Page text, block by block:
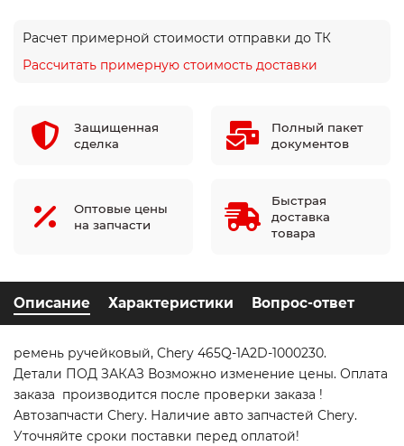
Расчет примерной стоимости отправки до ТК
Рассчитать примерную стоимость доставки
Защищенная
сделка
Полный пакет
документов
Оптовые цены
на запчасти
Быстрая
доставка
товара
Описание Характеристики Вопрос-ответ
ремень ручейковый, Chery 465Q-1A2D-1000230.
Детали ПОД ЗАКАЗ Возможно изменение цены. Оплата
заказа производится после проверки заказа !
Автозапчасти Chery. Наличие авто запчастей Chery.
Уточняйте сроки поставки перед оплатой!